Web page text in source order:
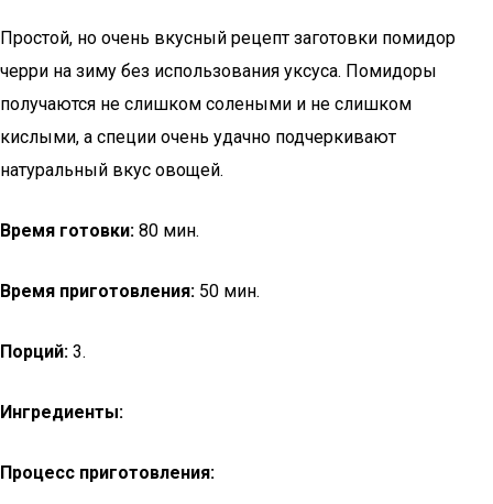
Простой, но очень вкусный рецепт заготовки помидор
черри на зиму без использования уксуса. Помидоры
получаются не слишком солеными и не слишком
кислыми, а специи очень удачно подчеркивают
натуральный вкус овощей.
Время готовки: 80 мин.
Время приготовления: 50 мин.
Порций: 3.
Ингредиенты:
Процесс приготовления: